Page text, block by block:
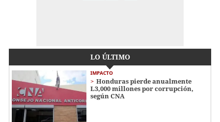
LO ÚLTIMO
IMPACTO
Honduras pierde anualmente
L3,000 millones por corrupción,
según CNA